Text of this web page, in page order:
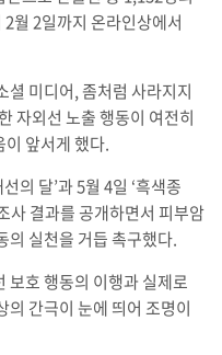
월 2일까지 온라인상에서
셜 미디어, 좀처럼 사라지지
자외선 노출 행동이 여전히
앞서게 했다.
의 달’과 5월 4일 ‘흑색종
사 결과를 공개하면서 피부암
의 실천을 거듭 촉구했다.
보호 행동의 이행과 실제로
의 간극이 눈에 띄어 조명이